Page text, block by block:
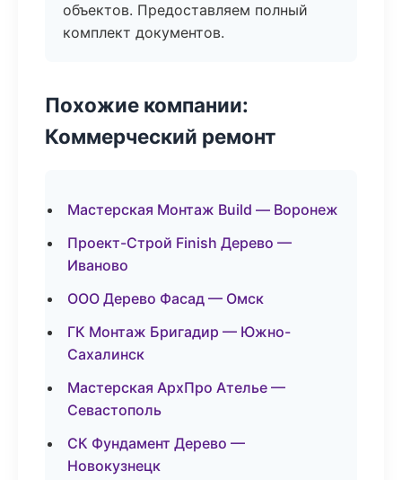
объектов. Предоставляем полный
комплект документов.
Похожие компании:
Коммерческий ремонт
Мастерская Монтаж Build — Воронеж
Проект-Строй Finish Дерево —
Иваново
ООО Дерево Фасад — Омск
ГК Монтаж Бригадир — Южно-
Сахалинск
Мастерская АрхПро Ателье —
Севастополь
СК Фундамент Дерево —
Новокузнецк